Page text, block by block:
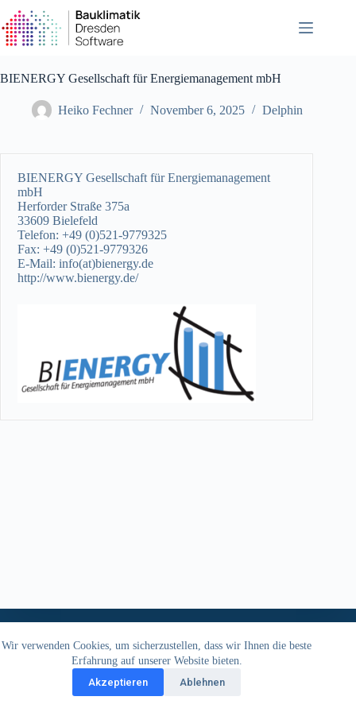
Inhalt
springen
Wir verwenden Cookies, um sicherzustellen, dass wir Ihnen die beste
Erfahrung auf unserer Website bieten.
Akzeptieren
Ablehnen
BIENERGY Gesellschaft für Energiemanagement mbH
Heiko Fechner November 6, 2025 Delphin
BIENERGY Gesellschaft für Energiemanagement
mbH
Herforder Straße 375a
33609 Bielefeld
Telefon: +49 (0)521-9779325
Fax: +49 (0)521-9779326
E-Mail: info(at)bienergy.de
http://www.bienergy.de/
Impressum Datenschutzerklärung Kontakt
Copyright © 2026 - BAUKLIMATIK Dresden